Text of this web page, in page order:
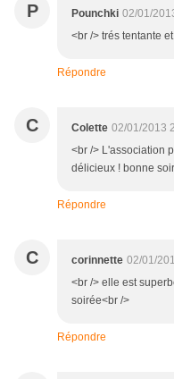
P Pounchki 02/01/
<br /> trés tentante
Répondre
C Colette 02/01/2013
<br /> L'association
délicieux ! bonne
Répondre
C corinnette 02/01/
<br /> elle est
soirée<br />
Répondre